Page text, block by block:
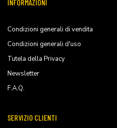
INFORMAZIONI
Condizioni generali di vendita
Condizioni generali d'uso
Tutela della Privacy
Newsletter
F.A.Q.
SERVIZIO CLIENTI